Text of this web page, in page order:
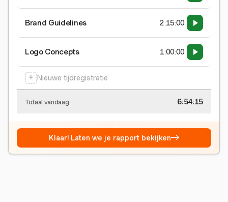
Brand Guidelines 2:15:00
Logo Concepts 1:00:00
+ Nieuwe tijdregistratie
Totaal vandaag 6:54:15
Klaar! Laten we je rapport bekijken→